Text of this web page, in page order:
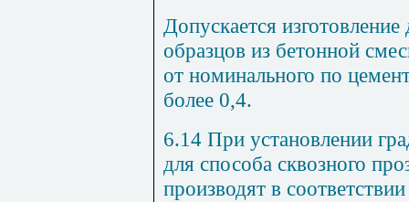
Допускается
образцов из бетонной
от номинального по
более 0,4.
6.14 При установлении
для способа сквозного
производят в